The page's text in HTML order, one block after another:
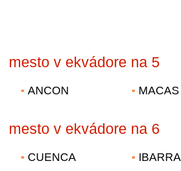
mesto v ekvádore na 5
ANCON MACAS
mesto v ekvádore na 6
CUENCA IBARRA